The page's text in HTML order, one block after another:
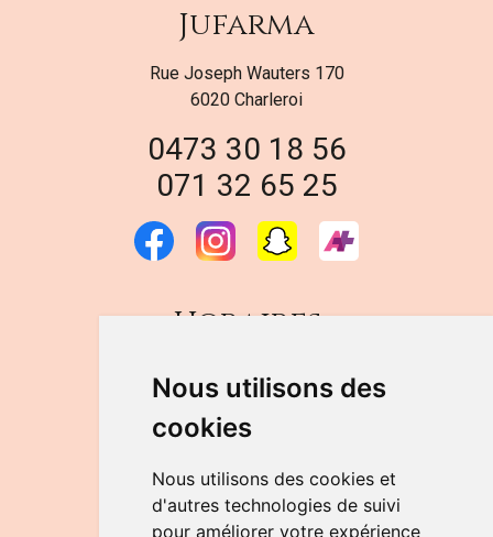
Nous utilisons des
cookies
Nous utilisons des cookies et
d'autres technologies de suivi
pour améliorer votre expérience
Jufarma
Rue Joseph Wauters 170
6020 Charleroi
0473 30 18 56
071 32 65 25
Horaires
DU LUNDI AU VENDREDI
de 9h à 12h30 et de 14h à 18h
LE SAMEDI
de 9h à 12h30